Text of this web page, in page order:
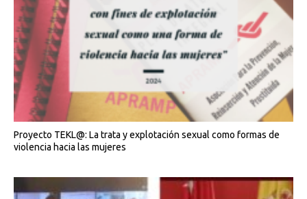
Proyecto TEKL@: La trata y explotación sexual como formas de
violencia hacia las mujeres